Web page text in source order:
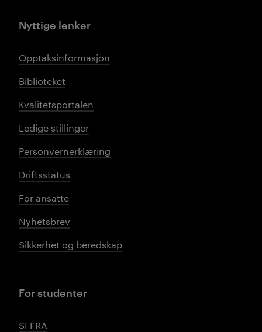
Nyttige lenker
Opptaksinformasjon
Biblioteket
Kvalitetsportalen
Ledige stillinger
Personvernerklæring
Driftsstatus
For ansatte
Nyhetsbrev
Sikkerhet og beredskap
For studenter
SI FRA